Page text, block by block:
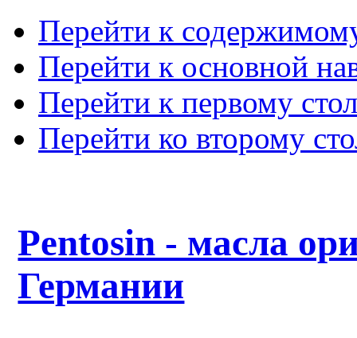
Перейти к
Перейти к основной
Перейти к первому
Перейти ко второму
Pentosin - масла
Германии